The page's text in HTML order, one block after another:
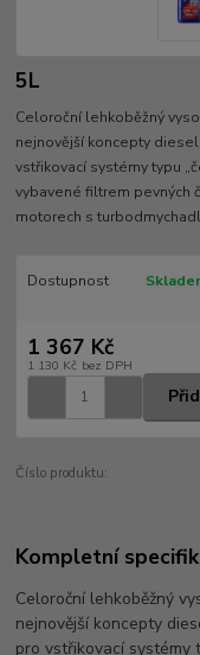
5L
Celoroční lehkoběžný
nejnovější koncepty
vstřikovací systémy typu
vybavené filtrem pevných
motorech s
Dostupnost
1 367 Kč
1 130 Kč bez DPH
Číslo produktu:
Kompletní
Celoroční lehkoběžný
nejnovější koncepty
pro vstřikovací systémy